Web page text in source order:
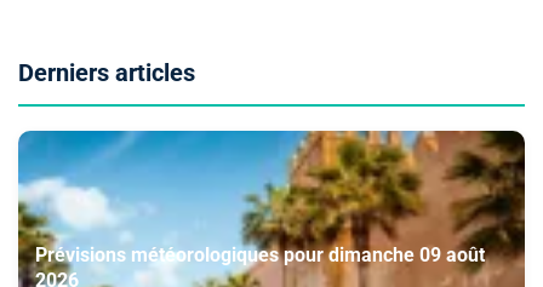
Derniers articles
Prévisions météorologiques pour dimanche 09 août
2026